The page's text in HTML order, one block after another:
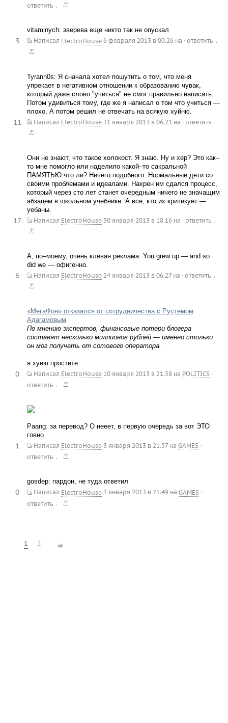
ответить .
vitaminych: зверева еще никто так не опускал
Написал ElectroHouse 6 февраля 2013 в 00.26на · ответить .
3
Tyrann0s: Я сначала хотел пошутить о том, что меня
упрекает в негативном отношении к образованию чувак,
который даже слово "учиться" не смог правильно написать.
Потом удивиться тому, где же я написал о том что учиться —
плохо. А потом решил не отвечать на всякую хуйню.
Написал ElectroHouse 31 января 2013 в 06.21 на · ответить .
11
Они не знают, что такое холокост. Я знаю. Ну и хер? Это как–
то мне помогло или наделило какой–то сакральной
ПАМЯТЬЮ что ли? Ничего подобного. Нормальные дети со
своими проблемами и идеалами. Нахрен им сдался процесс,
который через сто лет станет очередным ничего не значащим
абзацем в школьном учебнике. А все, кто их критикует —
уебаны.
Написал ElectroHouse 30 января 2013 в 18.16на · ответить .
17
А, по–моему, очень клевая реклама. You grew up — and so
did we — офигенно.
Написал ElectroHouse 24 января 2013 в 06.27на · ответить .
6
«МегаФон» отказался от сотрудничества с Рустемом
Адагамовым
По мнению экспертов, финансовые потери блогера
составят несколько миллионов рублей — именно столько
он мог получать от сотового оператора.
я хуею простите
Написал ElectroHouse 10 января 2013 в 21.58на POLITICS ·
ответить .
0
Paang: за перевод? О нееет, в первую очередь за вот ЭТО
говно
Написал ElectroHouse 3 января 2013 в 21.57на GAMES ·
ответить .
1
gosdep: пардон, не туда ответил
Написал ElectroHouse 3 января 2013 в 21.49на GAMES ·
ответить .
0
1 2